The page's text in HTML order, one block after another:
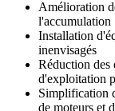
Amélioration
l'accumulation
Installation
inenvisagés
Réduction des
d'exploitation
Simplification
de moteurs et